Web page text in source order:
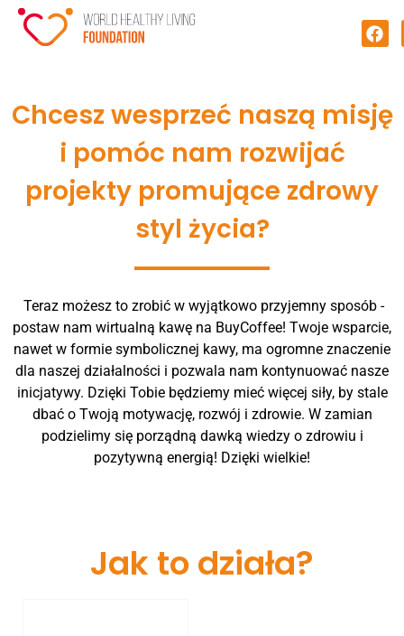
Chcesz wesprzeć naszą misję
i pomóc nam rozwijać
projekty promujące zdrowy
styl życia?
Teraz możesz to zrobić w wyjątkowo przyjemny sposób -
postaw nam wirtualną kawę na BuyCoffee! Twoje wsparcie,
nawet w formie symbolicznej kawy, ma ogromne znaczenie
dla naszej działalności i pozwala nam kontynuować nasze
inicjatywy. Dzięki Tobie będziemy mieć więcej siły, by stale
dbać o Twoją motywację, rozwój i zdrowie. W zamian
podzielimy się porządną dawką wiedzy o zdrowiu i
pozytywną energią! Dzięki wielkie!
Jak to działa?